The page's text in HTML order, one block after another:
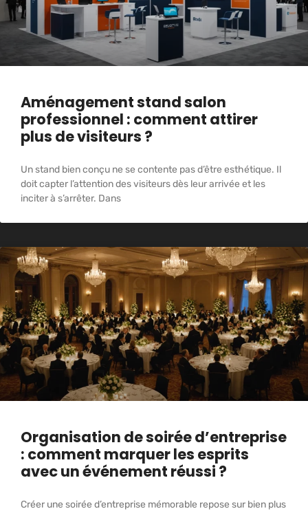
Aménagement stand salon
professionnel : comment attirer
plus de visiteurs ?
Un stand bien conçu ne se contente pas d’être esthétique. Il
doit capter l’attention des visiteurs dès leur arrivée et les
inciter à s’arrêter. Dans
Organisation de soirée d’entreprise
: comment marquer les esprits
avec un événement réussi ?
Créer une soirée d’entreprise mémorable repose sur bien plus